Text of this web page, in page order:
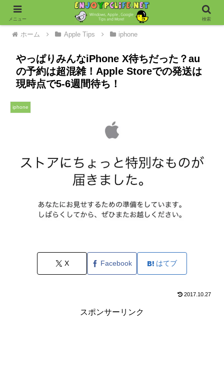
ホーム Apple Tips iphone
やっぱりみんなiPhone X待ちだった？au
の予約は超混雑！Apple Storeでの発送は
現時点で5-6週間待ち！
iphone
X Facebook はてブ
2017.10.27
スポンサーリンク
メニュー 検索